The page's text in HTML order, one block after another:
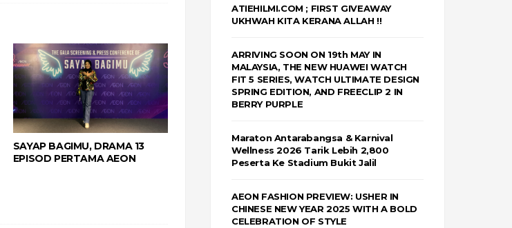
SAYAP BAGIMU, DRAMA 13
EPISOD PERTAMA AEON
ATIEHILMI.COM ; FIRST GIVEAWAY
UKHWAH KITA KERANA ALLAH !!
ARRIVING SOON ON 19th MAY IN
MALAYSIA, THE NEW HUAWEI WATCH
FIT 5 SERIES, WATCH ULTIMATE DESIGN
SPRING EDITION, AND FREECLIP 2 IN
BERRY PURPLE
Maraton Antarabangsa & Karnival
Wellness 2026 Tarik Lebih 2,800
Peserta Ke Stadium Bukit Jalil
AEON FASHION PREVIEW: USHER IN
CHINESE NEW YEAR 2025 WITH A BOLD
CELEBRATION OF STYLE